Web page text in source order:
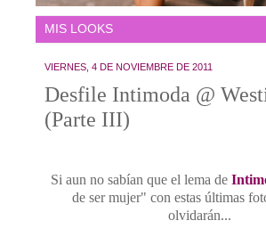
VIERNES, 4 DE NOVIEMBRE DE 2011
Desfile Intimoda @
(Parte III)
Si aun no sabían que el lema de
de ser mujer" con estas últimas
olvidarán...